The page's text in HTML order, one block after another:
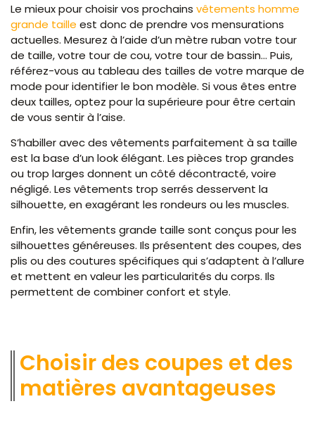
Le mieux pour choisir vos prochains vêtements homme
grande taille est donc de prendre vos mensurations
actuelles. Mesurez à l’aide d’un mètre ruban votre tour
de taille, votre tour de cou, votre tour de bassin… Puis,
référez-vous au tableau des tailles de votre marque de
mode pour identifier le bon modèle. Si vous êtes entre
deux tailles, optez pour la supérieure pour être certain
de vous sentir à l’aise.
S’habiller avec des vêtements parfaitement à sa taille
est la base d’un look élégant. Les pièces trop grandes
ou trop larges donnent un côté décontracté, voire
négligé. Les vêtements trop serrés desservent la
silhouette, en exagérant les rondeurs ou les muscles.
Enfin, les vêtements grande taille sont conçus pour les
silhouettes généreuses. Ils présentent des coupes, des
plis ou des coutures spécifiques qui s’adaptent à l’allure
et mettent en valeur les particularités du corps. Ils
permettent de combiner confort et style.
Choisir des coupes et des
matières avantageuses